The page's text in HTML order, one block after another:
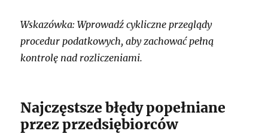
Wskazówka: Wprowadź cykliczne przeglądy
procedur podatkowych, aby zachować pełną
kontrolę nad rozliczeniami.
Najczęstsze błędy popełniane
przez przedsiębiorców